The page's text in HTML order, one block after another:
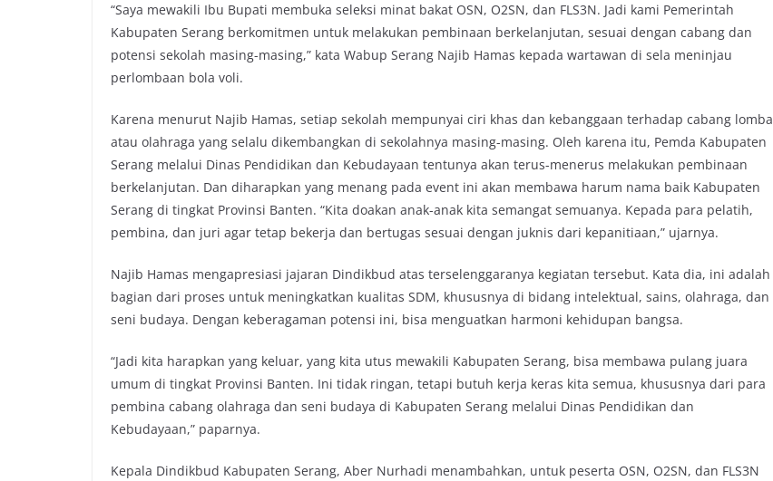
“Saya mewakili Ibu Bupati membuka seleksi minat bakat OSN, O2SN, dan FLS3N. Jadi kami Pemerintah
Kabupaten Serang berkomitmen untuk melakukan pembinaan berkelanjutan, sesuai dengan cabang dan
potensi sekolah masing-masing,” kata Wabup Serang Najib Hamas kepada wartawan di sela meninjau
perlombaan bola voli.
Karena menurut Najib Hamas, setiap sekolah mempunyai ciri khas dan kebanggaan terhadap cabang lomba
atau olahraga yang selalu dikembangkan di sekolahnya masing-masing. Oleh karena itu, Pemda Kabupaten
Serang melalui Dinas Pendidikan dan Kebudayaan tentunya akan terus-menerus melakukan pembinaan
berkelanjutan. Dan diharapkan yang menang pada event ini akan membawa harum nama baik Kabupaten
Serang di tingkat Provinsi Banten. “Kita doakan anak-anak kita semangat semuanya. Kepada para pelatih,
pembina, dan juri agar tetap bekerja dan bertugas sesuai dengan juknis dari kepanitiaan,” ujarnya.
Najib Hamas mengapresiasi jajaran Dindikbud atas terselenggaranya kegiatan tersebut. Kata dia, ini adalah
bagian dari proses untuk meningkatkan kualitas SDM, khususnya di bidang intelektual, sains, olahraga, dan
seni budaya. Dengan keberagaman potensi ini, bisa menguatkan harmoni kehidupan bangsa.
“Jadi kita harapkan yang keluar, yang kita utus mewakili Kabupaten Serang, bisa membawa pulang juara
umum di tingkat Provinsi Banten. Ini tidak ringan, tetapi butuh kerja keras kita semua, khususnya dari para
pembina cabang olahraga dan seni budaya di Kabupaten Serang melalui Dinas Pendidikan dan
Kebudayaan,” paparnya.
Kepala Dindikbud Kabupaten Serang, Aber Nurhadi menambahkan, untuk peserta OSN, O2SN, dan FLS3N